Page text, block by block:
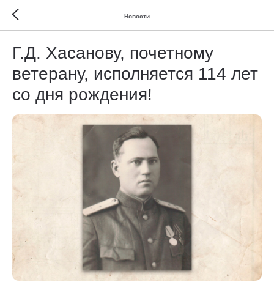
Новости
Г.Д. Хасанову, почетному
ветерану, исполняется 114 лет
со дня рождения!